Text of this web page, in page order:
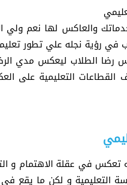
والعاكس لها نعم ولي
في رؤية نجله علي تطور
رضا الطلاب ليعكس مدي
القطاعات التعليمية
تعكس في عقلة الاهتمام و
التعليمية و لكن ما